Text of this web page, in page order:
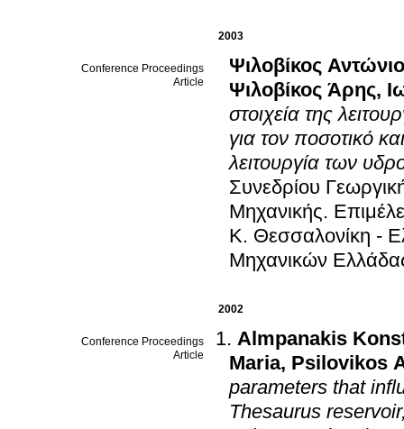
2003
Conference Proceedings
Article
Ψιλοβίκος
Ψιλοβίκος Άρης,
στοιχεία της
για τον ποσοτικό
λειτουργία των
Συνεδρίου
Μηχανικής.
Κ. Θεσσαλονίκη -
Μηχανικών
2002
Conference Proceedings
Article
Almpanakis
Maria, Psilovikos
parameters that
Thesaurus